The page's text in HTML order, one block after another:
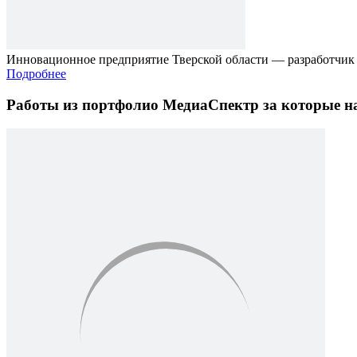
Инновационное предприятие Тверской области —
Подробнее
Работы из портфолио МедиаСпектр за которые